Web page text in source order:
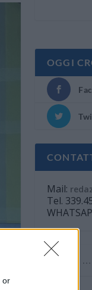
or
OGGI
Mail:
Tel.